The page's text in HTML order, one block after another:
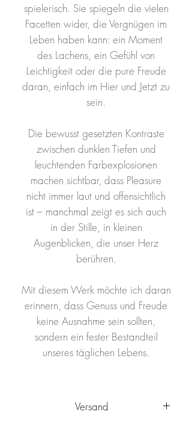
spielerisch. Sie spiegeln die vielen
Facetten wider, die Vergnügen im
Leben haben kann: ein Moment
des Lachens, ein Gefühl von
Leichtigkeit oder die pure Freude
daran, einfach im Hier und Jetzt zu
sein.
Die bewusst gesetzten Kontraste
zwischen dunklen Tiefen und
leuchtenden Farbexplosionen
machen sichtbar, dass Pleasure
nicht immer laut und offensichtlich
ist – manchmal zeigt es sich auch
in der Stille, in kleinen
Augenblicken, die unser Herz
berühren.
Mit diesem Werk möchte ich daran
erinnern, dass Genuss und Freude
keine Ausnahme sein sollten,
sondern ein fester Bestandteil
unseres täglichen Lebens.
Versand